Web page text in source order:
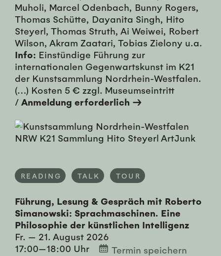
Muholi, Marcel Odenbach, Bunny Rogers,
Thomas Schütte, Dayanita Singh, Hito
Steyerl, Thomas Struth, Ai Weiwei, Robert
Wilson, Akram Zaatari, Tobias Zielony u.a.
Info: Einstündige Führung zur
internationalen Gegenwartskunst im K21
der Kunstsammlung Nordrhein-Westfalen.
(…) Kosten 5 € zzgl. Museumseintritt
/ Anmeldung erforderlich →
READING TALK TOUR
Führung, Lesung & Gespräch mit Roberto
Simanowski: Sprachmaschinen. Eine
Philosophie der künstlichen Intelligenz
Fr. — 21. August 2026
17:00—18:00 Uhr
Termin speichern